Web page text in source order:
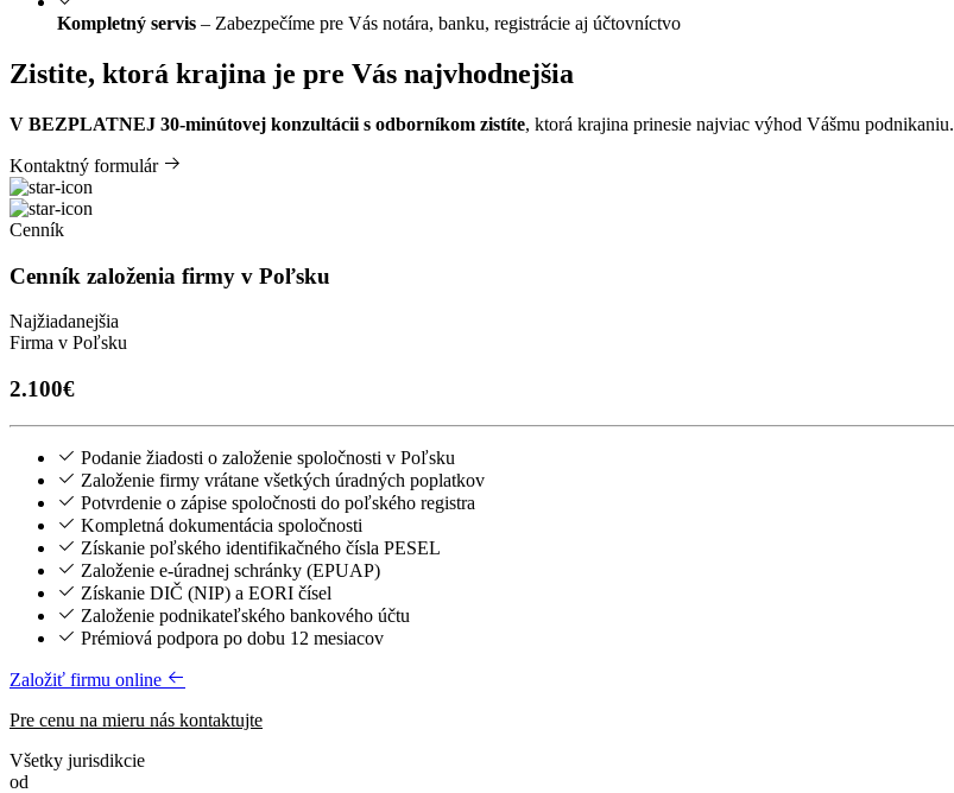
Kompletný servis – Zabezpečíme pre Vás notára, banku, registrácie aj účtovníctvo
Zistite, ktorá krajina je pre Vás najvhodnejšia
V BEZPLATNEJ 30-minútovej konzultácii s odborníkom zistíte, ktorá krajina prinesie najviac výhod Vášmu podnikaniu.
Kontaktný formulár
Cenník
Cenník založenia firmy v Poľsku
Najžiadanejšia
Firma v Poľsku
2.100€
Podanie žiadosti o založenie spoločnosti v Poľsku
Založenie firmy vrátane všetkých úradných poplatkov
Potvrdenie o zápise spoločnosti do poľského registra
Kompletná dokumentácia spoločnosti
Získanie poľského identifikačného čísla PESEL
Založenie e-úradnej schránky (EPUAP)
Získanie DIČ (NIP) a EORI čísel
Založenie podnikateľského bankového účtu
Prémiová podpora po dobu 12 mesiacov
Založiť firmu online
Pre cenu na mieru nás kontaktujte
Všetky jurisdikcie
od